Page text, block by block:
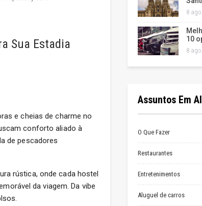
Sua Estadia
e cheias de charme no
conforto aliado à
de pescadores
rústica, onde cada hostel
da viagem. Da vibe
8
10
8
Assuntos Em
O Que Fazer
Restaurantes
Entretenimentos
Aluguel de carros